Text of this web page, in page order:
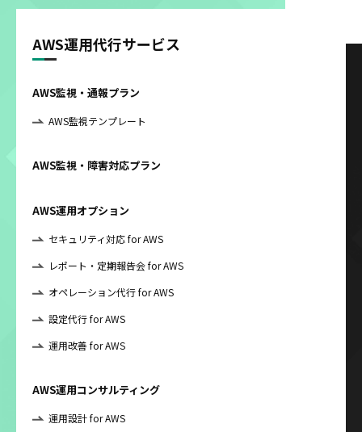
AWS運用代行サービス
AWS監視・通報プラン
AWS監視テンプレート
AWS監視・障害対応プラン
AWS運用オプション
セキュリティ対応 for AWS
レポート・定期報告会 for AWS
オペレーション代行 for AWS
設定代行 for AWS
運用改善 for AWS
AWS運用コンサルティング
運用設計 for AWS